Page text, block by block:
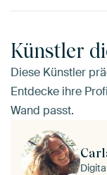
Künstler
Diese Künstler
Entdecke ihre
Wand passt.